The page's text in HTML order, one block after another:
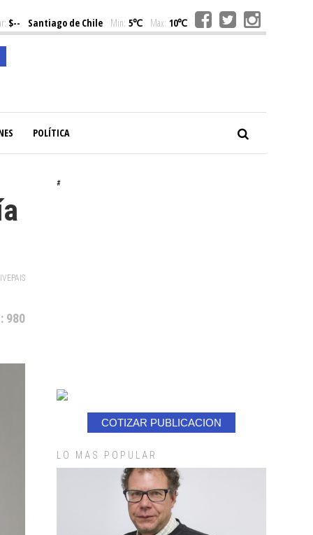
$-- Santiago de Chile Min: 5℃ Max: 10℃
POLÍTICA
980
#
COTIZAR PUBLICACION
LO MAS POPULAR